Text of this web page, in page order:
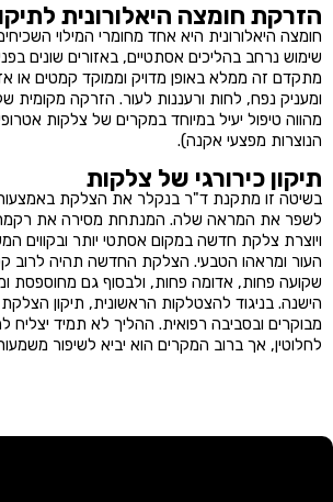
הזרקת חומצה היאלורונית
חומצה היאלורונית היא אחד מחומרי המילוי
שימוש נרחב בהליכים אסתטיים, באזורים שונים
מתקדם זה ממלא באופן מדויק וממוקד קמטים או
ומעניק נפח, לחות ורעננות לעור. הזרקה מקומית
מהווה טיפול יעיל במיוחד במקרים של צלקות
הנוצרות מפצעי אקנה).
תיקון כירורגי של צלקות
בשיטה זו מתקנת ד"ר בנקלר את הצלקת באמצעות
לשפר את המראה שלה. המנתחת מסירה את
ויוצרת צלקת חדשה במקום אסתטי יותר ובקווים
העור ומראהו הטבעי. הצלקת החדשה תהיה לרוב
שקועה פחות, אדומה פחות, ולבסוף גם מחוספסת
הישנה. בניגוד להצטלקות הראשונית, תיקון
מבוקרים ובסביבה רפואית. ההליך לא תמיד
לחלוטין, אך ברוב המקרים הוא יביא לשיפור